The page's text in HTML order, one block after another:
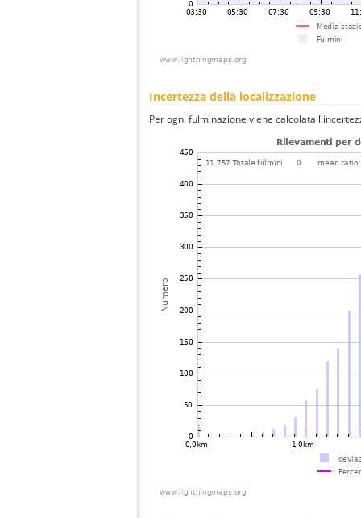
Incertezza della localizzazione
Per ogni fulminazione viene calcolata